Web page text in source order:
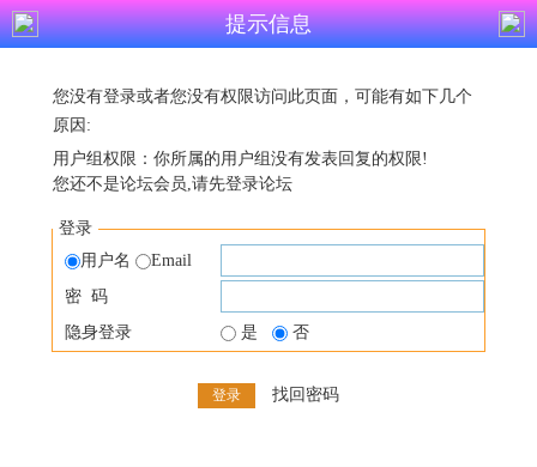
提示信息
您没有登录或者您没有权限访问此页面，可能有如下几个
原因:
用户组权限：你所属的用户组没有发表回复的权限!
您还不是论坛会员,请先登录论坛
登录
用户名
Email
密 码
隐身登录
是 否
找回密码